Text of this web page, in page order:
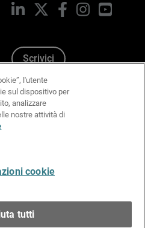
LinkedIn FacebookInstagram
Scrivici
l'utente
sul dispositivo per
analizzare
nostre attività di
cookie
tutti